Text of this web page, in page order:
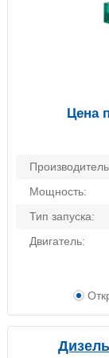
Мощность:
Тип запуска:
Двигатель:
Цена